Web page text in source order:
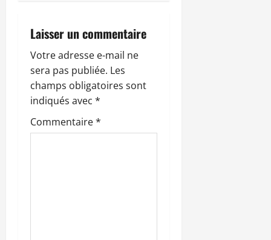
n
d
’
a
r
Laisser un commentaire
Votre adresse e-mail ne
sera pas publiée. Les
champs obligatoires sont
indiqués avec *
Commentaire*